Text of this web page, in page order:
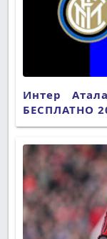
Интер
БЕСПЛАТНО